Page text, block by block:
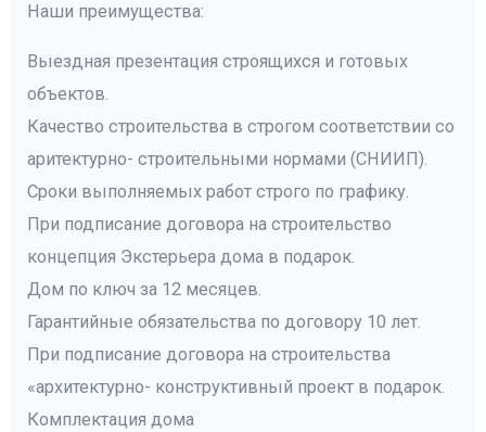
Наши преимущества:
Выездная презентация строящихся и готовых
объектов.
Качество строительства в строгом соответствии со
аритектурно- строительными нормами (СНИИП).
Сроки выполняемых работ строго по графику.
При подписание договора на строительство
концепция Экстерьера дома в подарок.
Дом по ключ за 12 месяцев.
Гарантийные обязательства по договору 10 лет.
При подписание договора на строительства
«архитектурно- конструктивный проект в подарок.
Комплектация дома